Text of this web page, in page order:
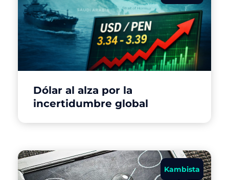
Dólar al alza por la
incertidumbre global
Kambista